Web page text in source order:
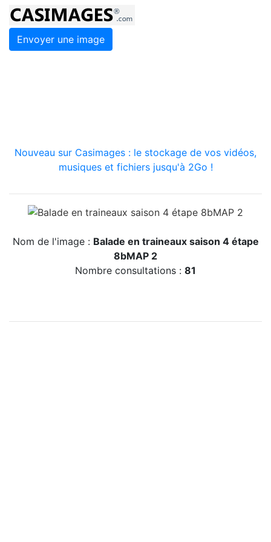
Envoyer une image
Nouveau sur Casimages : le stockage de vos vidéos,
musiques et fichiers jusqu'à 2Go !
Nom de l'image : Balade en traineaux saison 4 étape
8bMAP 2
Nombre consultations : 81